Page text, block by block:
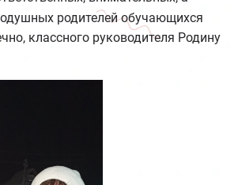
родителей обучающихся
классного руководителя Родину